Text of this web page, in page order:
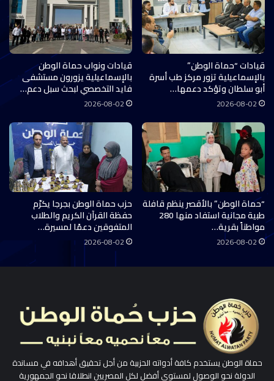
قيادات “حماة الوطن”
بالإسماعيلية تزور مركز طب أسرة
أبو سلطان وتؤكد دعمها…
2026-08-02
قيادات ونواب حماة الوطن
بالإسماعيلية يزورون مستشفى
فايد التخصصي لبحث سبل دعم…
2026-08-02
“حماة الوطن” بالأقصر ينظم قافلة
طبية مجانية استفاد منها 280
مواطناً بقرية…
2026-08-02
حزب حماة الوطن بجرجا يكرّم
حفظة القرآن الكريم والطلاب
المتفوقين دعمًا لمسيرة…
2026-08-02
حماة الوطن يستخدم كافة أدواته الحزبية من أجل تحقيق أهدافه في مساندة
الدولة نحو الوصول لمستوى أفضل لكل المصريين انطلاقا نحو الجمهورية